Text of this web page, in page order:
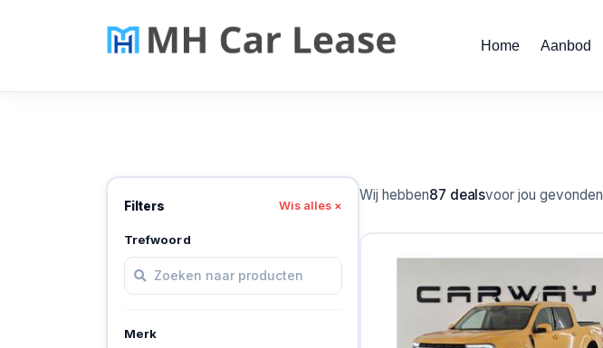
Home Aanbod
Filters Wis alles ×
Trefwoord
Merk
Wij hebben87 dealsvoor jou gevonden